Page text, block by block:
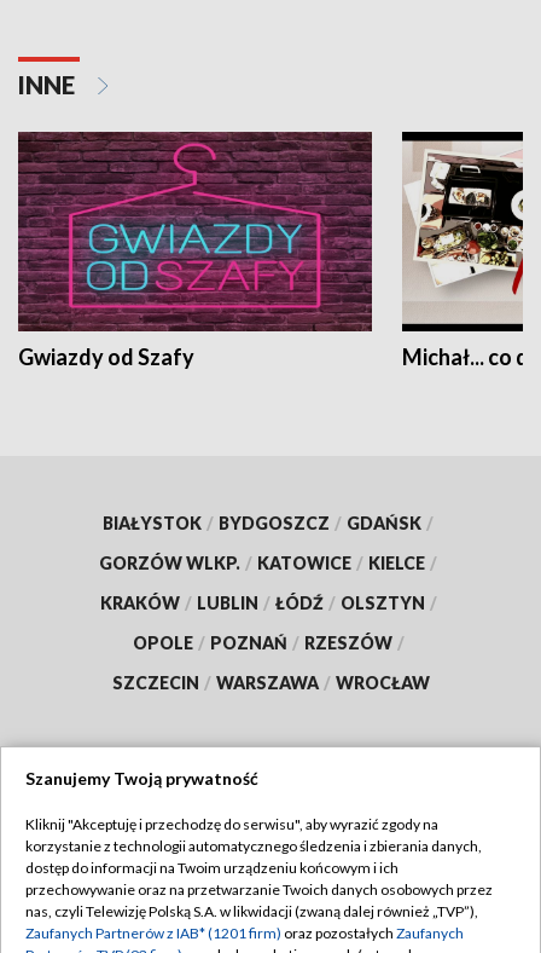
INNE
Gwiazdy od Szafy Michał... co
BIAŁYSTOK / BYDGOSZCZ / GDAŃSK /
GORZÓW WLKP. / KATOWICE / KIELCE /
KRAKÓW / LUBLIN / ŁÓDŹ / OLSZTYN /
OPOLE / POZNAŃ / RZESZÓW /
SZCZECIN / WARSZAWA / WROCŁAW
TVP
Abonament TVP
Emisja w TVP
Regulamin TVP
Polityka prywatności
Szanujemy Twoją prywatność
Kliknij "Akceptuję i przechodzę do serwisu", aby wyrazić zgody na
korzystanie z technologii automatycznego śledzenia i zbierania danych,
dostęp do informacji na Twoim urządzeniu końcowym i ich
przechowywanie oraz na przetwarzanie Twoich danych osobowych przez
nas, czyli Telewizję Polską S.A. w likwidacji (zwaną dalej również „TVP”),
Zaufanych Partnerów z IAB* (1201 firm) oraz pozostałych Zaufanych